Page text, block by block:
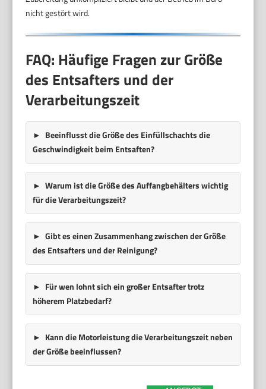
nicht gestört wird.
FAQ: Häufige Fragen zur Größe
des Entsafters und der
Verarbeitungszeit
Beeinflusst die Größe des Einfüllschachts die
Geschwindigkeit beim Entsaften?
Warum ist die Größe des Auffangbehälters wichtig
für die Verarbeitungszeit?
Gibt es einen Zusammenhang zwischen der Größe
des Entsafters und der Reinigung?
Für wen lohnt sich ein großer Entsafter trotz
höherem Platzbedarf?
Kann die Motorleistung die Verarbeitungszeit neben
der Größe beeinflussen?